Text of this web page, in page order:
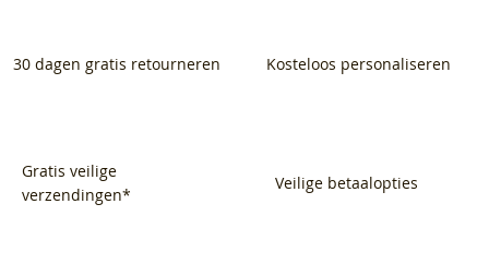
30 dagen gratis retourneren Kosteloos personaliseren
Gratis veilige
verzendingen*
Veilige betaalopties